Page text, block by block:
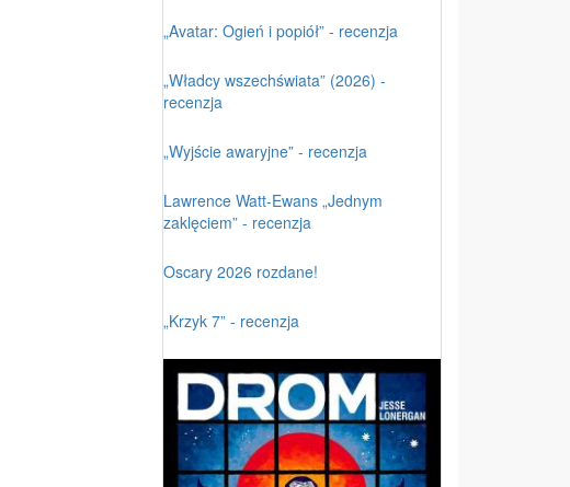
„Avatar: Ogień i popiół” - recenzja
„Władcy wszechświata” (2026) -
recenzja
„Wyjście awaryjne” - recenzja
Lawrence Watt-Ewans „Jednym
zaklęciem” - recenzja
Oscary 2026 rozdane!
„Krzyk 7” - recenzja